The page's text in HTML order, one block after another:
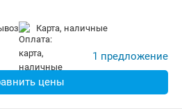
механический
ручной
карта, наличные
1 предложение
цены